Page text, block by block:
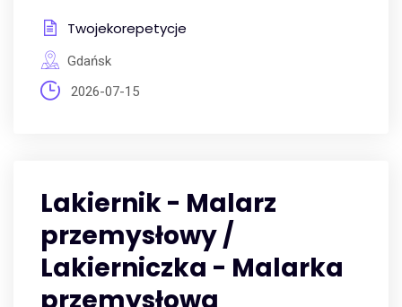
Twojekorepetycje
Gdańsk
2026-07-15
Lakiernik - Malarz
przemysłowy /
Lakierniczka - Malarka